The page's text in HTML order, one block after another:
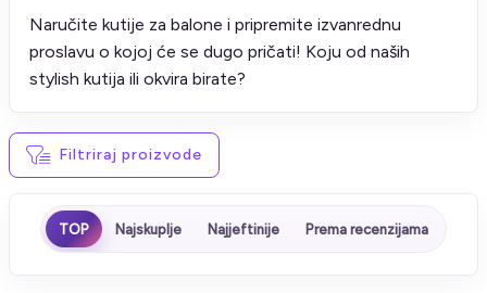
Naručite kutije za balone i pripremite izvanrednu
proslavu o kojoj će se dugo pričati! Koju od naših
stylish kutija ili okvira birate?
Filtriraj proizvode
TOP Najskuplje Najjeftinije Prema recenzijama